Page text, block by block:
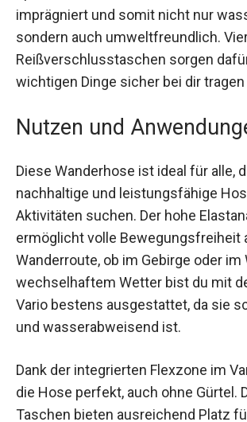
optimale Passform. Die Hose ist
imprägniert und somit nicht nur
wasserabweisend, sondern auch
umweltfreundlich. Vier praktische
Reißverschlusstaschen sorgen
alle wichtigen Dinge sicher bei dir
Nutzen und
Diese Wanderhose ist ideal für alle,
nachhaltige und leistungsfähige
Outdoor-Aktivitäten suchen. Der
Elastananteil ermöglicht volle
auf jeder Wanderroute, ob im
Wald. Auch bei wechselhaftem
der Latit Slim Vario bestens
schnell trocknet und